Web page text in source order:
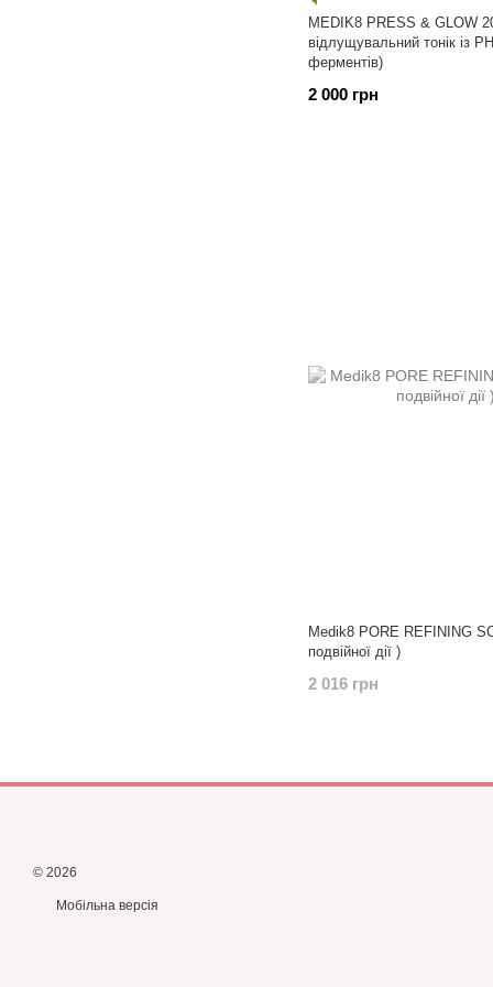
MEDIK8 PRESS & GLOW
відлущувальний тонік із
ферментів)
2 000 грн
Medik8 PORE REFINING
подвійної дії )
2 016 грн
© 2026
Мобільна версія